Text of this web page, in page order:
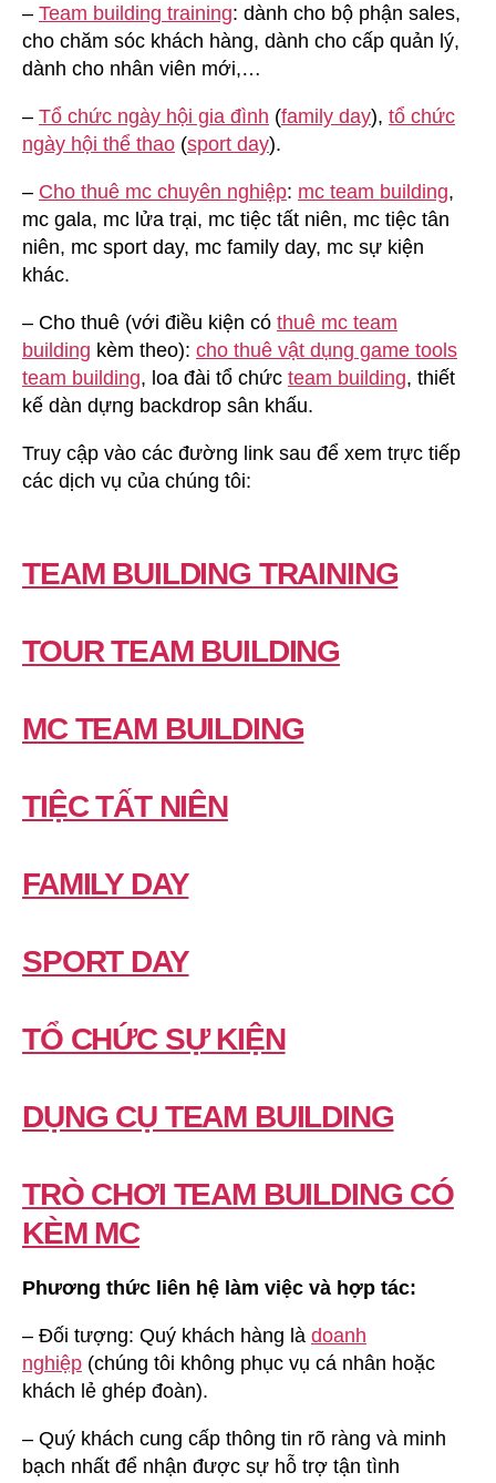
– Team building training: dành cho bộ phận sales,
cho chăm sóc khách hàng, dành cho cấp quản lý,
dành cho nhân viên mới,…
– Tổ chức ngày hội gia đình (family day), tổ chức
ngày hội thể thao (sport day).
– Cho thuê mc chuyên nghiệp: mc team building,
mc gala, mc lửa trại, mc tiệc tất niên, mc tiệc tân
niên, mc sport day, mc family day, mc sự kiện
khác.
– Cho thuê (với điều kiện có thuê mc team
building kèm theo): cho thuê vật dụng game tools
team building, loa đài tổ chức team building, thiết
kế dàn dựng backdrop sân khấu.
Truy cập vào các đường link sau để xem trực tiếp
các dịch vụ của chúng tôi:
TEAM BUILDING TRAINING
TOUR TEAM BUILDING
MC TEAM BUILDING
TIỆC TẤT NIÊN
FAMILY DAY
SPORT DAY
TỔ CHỨC SỰ KIỆN
DỤNG CỤ TEAM BUILDING
TRÒ CHƠI TEAM BUILDING CÓ
KÈM MC
Phương thức liên hệ làm việc và hợp tác:
– Đối tượng: Quý khách hàng là doanh
nghiệp (chúng tôi không phục vụ cá nhân hoặc
khách lẻ ghép đoàn).
– Quý khách cung cấp thông tin rõ ràng và minh
bạch nhất để nhận được sự hỗ trợ tận tình